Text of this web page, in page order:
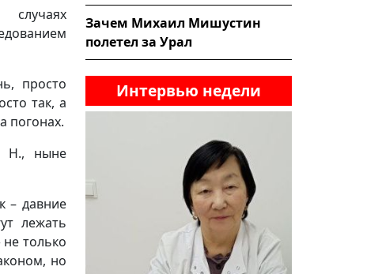
просто
так, а
погонах.
Н., ныне
– давние
лежать
только
но
Зачем Михаил Мишустин
полетел за Урал
Интервью недели